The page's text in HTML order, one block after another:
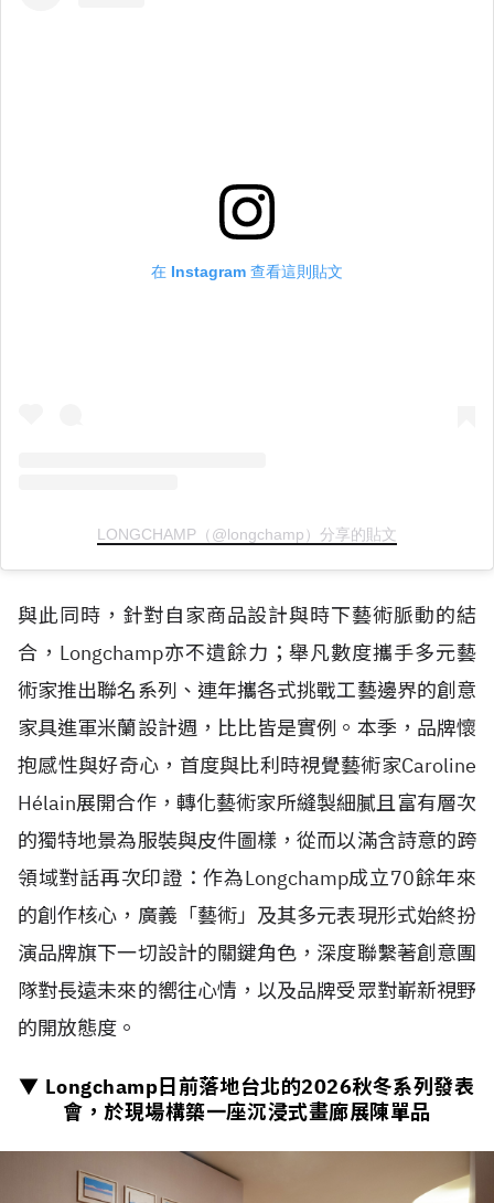
在 Instagram 查看這則貼文
LONGCHAMP（@longchamp）分享的貼文
與此同時，針對自家商品設計與時下藝術脈動的結
合，Longchamp亦不遺餘力；舉凡數度攜手多元藝
術家推出聯名系列、連年攜各式挑戰工藝邊界的創意
家具進軍米蘭設計週，比比皆是實例。本季，品牌懷
抱感性與好奇心，首度與比利時視覺藝術家Caroline
Hélain展開合作，轉化藝術家所縫製細膩且富有層次
的獨特地景為服裝與皮件圖樣，從而以滿含詩意的跨
領域對話再次印證：作為Longchamp成立70餘年來
的創作核心，廣義「藝術」及其多元表現形式始終扮
演品牌旗下一切設計的關鍵角色，深度聯繫著創意團
隊對長遠未來的嚮往心情，以及品牌受眾對嶄新視野
的開放態度。
▼ Longchamp日前落地台北的2026秋冬系列發表
會，於現場構築一座沉浸式畫廊展陳單品